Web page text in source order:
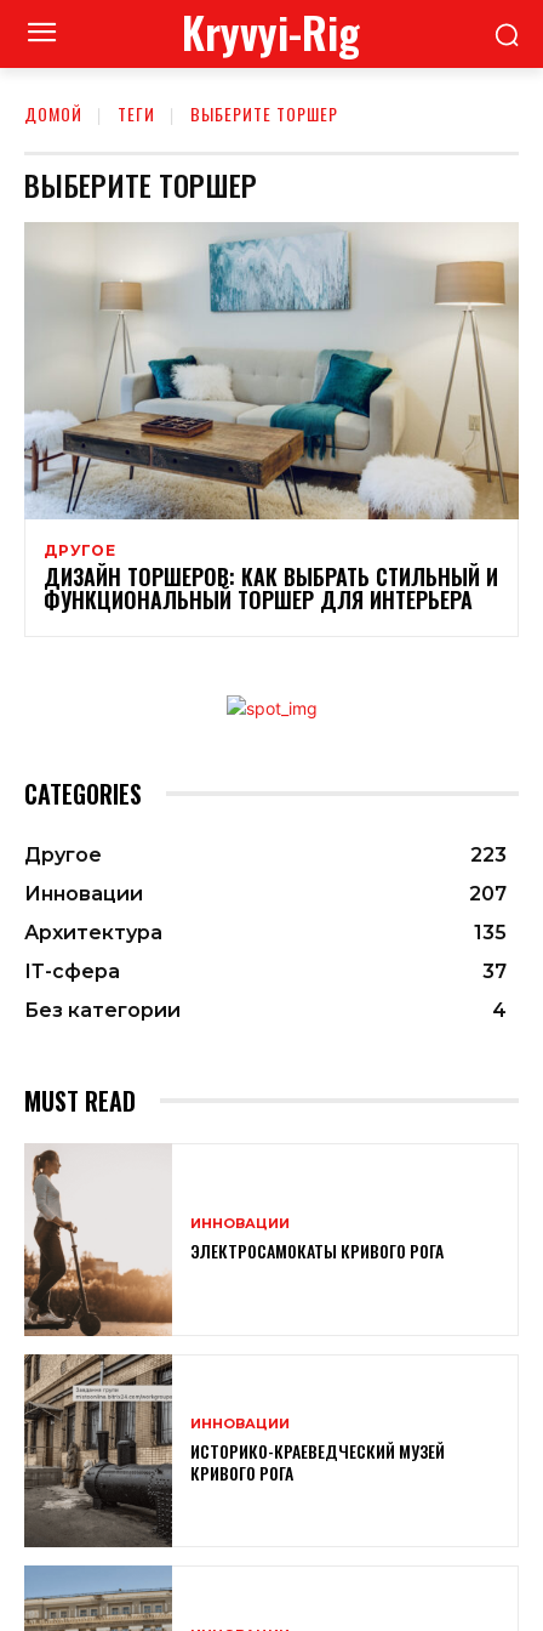
Kryvyi-Rig
ДОМОЙ ТЕГИ ВЫБЕРИТЕ ТОРШЕР
ВЫБЕРИТЕ ТОРШЕР
ДРУГОЕ
ДИЗАЙН ТОРШЕРОВ: КАК ВЫБРАТЬ СТИЛЬНЫЙ И
ФУНКЦИОНАЛЬНЫЙ ТОРШЕР ДЛЯ ИНТЕРЬЕРА
CATEGORIES
Другое
223
Инновации
207
Архитектура
135
ІТ-сфера
37
Без категории
4
MUST READ
ИННОВАЦИИ
ЭЛЕКТРОСАМОКАТЫ КРИВОГО РОГА
ИННОВАЦИИ
ИСТОРИКО-КРАЕВЕДЧЕСКИЙ МУЗЕЙ
КРИВОГО РОГА